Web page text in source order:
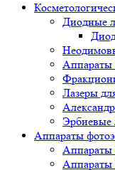
Диодные
Аппараты
Лазеры
Эрбиевые
Аппараты
Аппараты
Аппараты